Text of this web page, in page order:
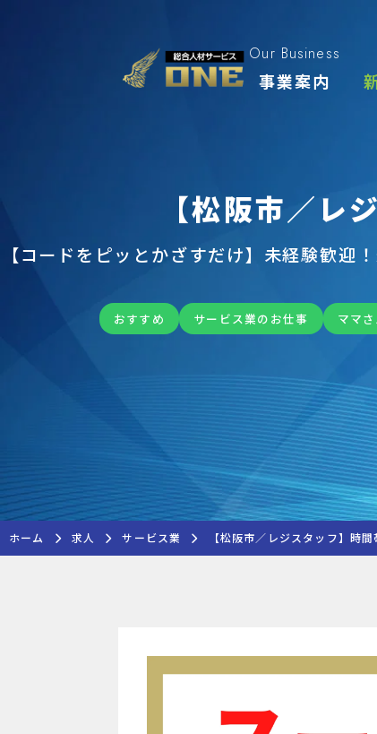
Our Business
事業案内
【松阪市／レ
【コードをピッとかざすだけ】未経験歓
おすすめ サービス業のお仕事 ママ
ホーム 求人 サービス業 【松阪市／レジスタッフ】時